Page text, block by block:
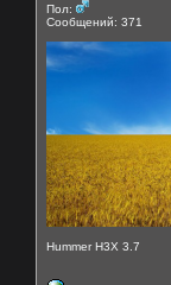
Пол:
Сообщений: 371
Hummer H3X 3.7